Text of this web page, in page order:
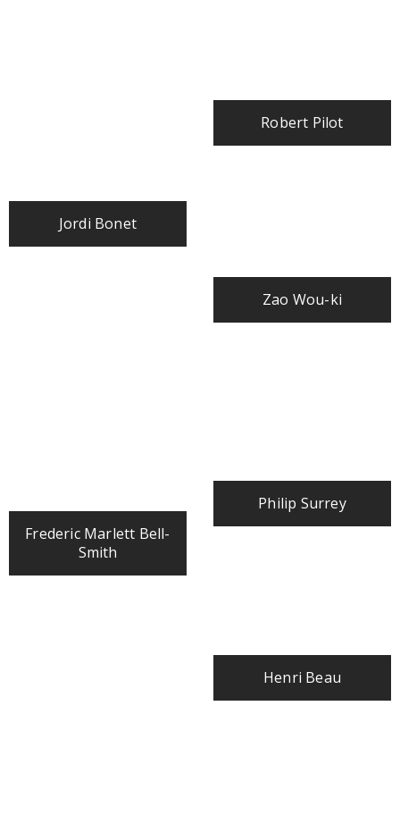
Jordi Bonet
Robert Pilot
Zao Wou-ki
Frederic Marlett Bell-
Smith
Philip Surrey
Henri Beau